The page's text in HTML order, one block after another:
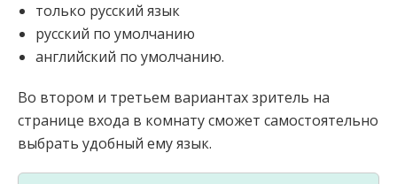
только русский язык
русский по умолчанию
английский по умолчанию.
Во втором и третьем вариантах зритель на
странице входа в комнату сможет самостоятельно
выбрать удобный ему язык.